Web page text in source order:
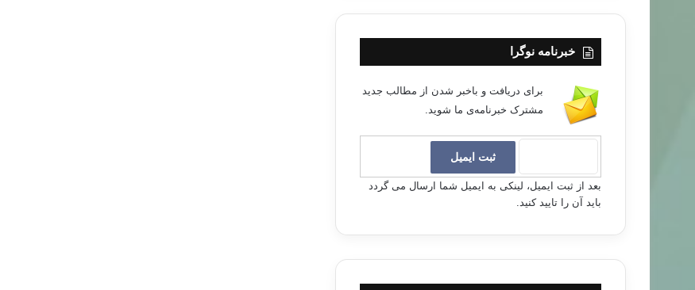
خبرنامه نوگرا
برای دریافت و باخبر شدن از مطالب جدید
مشترک خبرنامه‌ی ما شوید.
بعد از ثبت ایمیل، لینکی به ایمیل شما ارسال می گردد
باید آن را تایید کنید.